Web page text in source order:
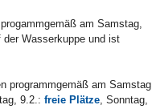
am Samstag,
Wasserkuppe und ist
programmgemäß am Samstag
9.2.: freie Plätze, Sonntag,